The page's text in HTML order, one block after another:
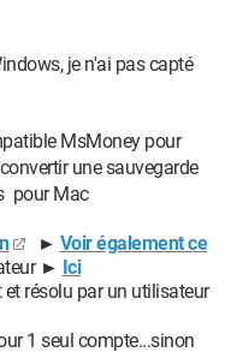
je n'ai pas capté
MsMoney pour
une sauvegarde
pour Mac
► Voir également ce
► Ici
et résolu par un utilisateur
1 seul compte...sinon